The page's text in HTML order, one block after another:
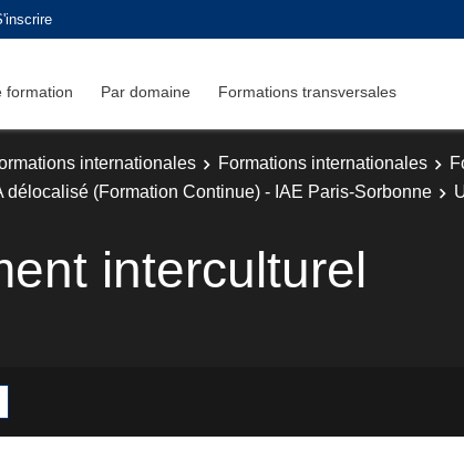
formation Par domaine Formations transversales
internationales Formations internationales
(Formation Continue) - IAE Paris-Sorbonne
interculturel